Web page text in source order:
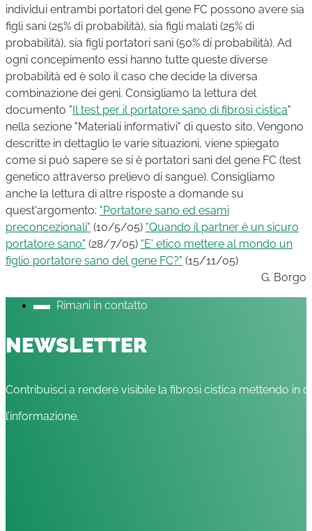
individui entrambi portatori del gene FC possono avere sia
figli sani (25% di probabilità), sia figli malati (25% di
probabilità), sia figli portatori sani (50% di probabilità). Ad
ogni concepimento essi hanno tutte queste diverse
probabilità ed è solo il caso che decide la diversa
combinazione dei geni. Consigliamo la lettura del
documento "Il test per il portatore sano di fibrosi cistica"
nella sezione "Materiali informativi" di questo sito. Vengono
descritte in dettaglio le varie situazioni, viene spiegato
come si può sapere se si è portatori sani del gene FC (test
genetico attraverso prelievo di sangue). Consigliamo
anche la lettura di altre risposte a domande su
quest'argomento: "Portatore sano ed esami
preconcezionali" (10/5/05) "Quando il partner è un sicuro
portatore sano" (28/7/05) "E' etico mettere al mondo un
figlio portatore sano del gene FC?" (15/11/05)
G. Borgo
Rimani in contatto
NEWSLETTER
Contribuisci a rendere visibile la fibrosi cistica mettendo in
l’informazione.